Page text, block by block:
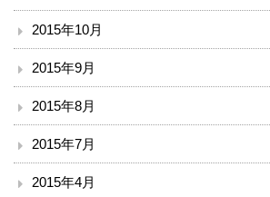
2015年10月
2015年9月
2015年8月
2015年7月
2015年4月